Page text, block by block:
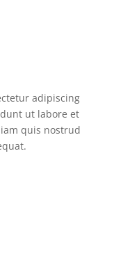
adipiscing
ut labore et
quis nostrud